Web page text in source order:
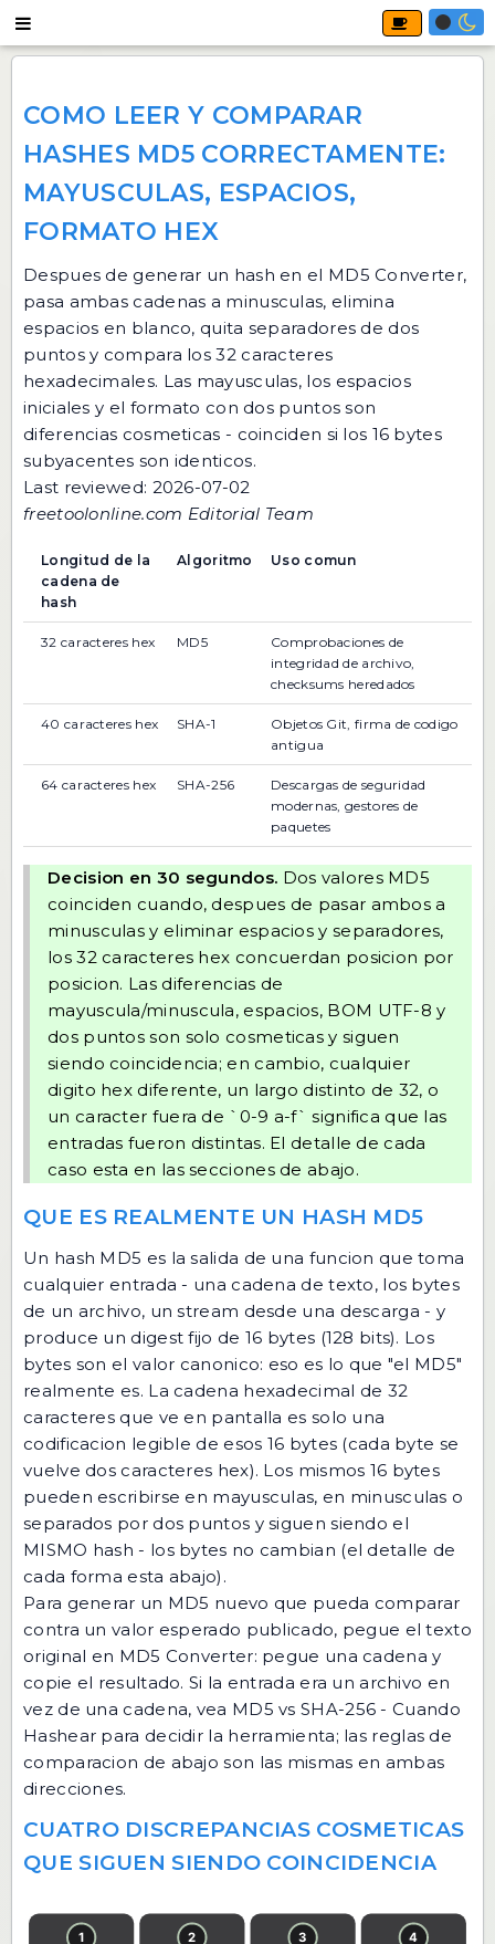
COMO LEER Y COMPARAR
HASHES MD5 CORRECTAMENTE:
MAYUSCULAS, ESPACIOS,
FORMATO HEX
Despues de generar un hash en el MD5 Converter,
pasa ambas cadenas a minusculas, elimina
espacios en blanco, quita separadores de dos
puntos y compara los 32 caracteres
hexadecimales. Las mayusculas, los espacios
iniciales y el formato con dos puntos son
diferencias cosmeticas - coinciden si los 16 bytes
subyacentes son identicos.
Last reviewed: 2026-07-02
freetoolonline.com Editorial Team
Longitud de la
cadena de
hash
Algoritmo Uso comun
32 caracteres hex MD5
Comprobaciones de
integridad de archivo,
checksums heredados
40 caracteres hex SHA-1
Objetos Git, firma de codigo
antigua
64 caracteres hex SHA-256
Descargas de seguridad
modernas, gestores de
paquetes
Decision en 30 segundos. Dos valores MD5
coinciden cuando, despues de pasar ambos a
minusculas y eliminar espacios y separadores,
los 32 caracteres hex concuerdan posicion por
posicion. Las diferencias de
mayuscula/minuscula, espacios, BOM UTF-8 y
dos puntos son solo cosmeticas y siguen
siendo coincidencia; en cambio, cualquier
digito hex diferente, un largo distinto de 32, o
un caracter fuera de `0-9 a-f` significa que las
entradas fueron distintas. El detalle de cada
caso esta en las secciones de abajo.
QUE ES REALMENTE UN HASH MD5
Un hash MD5 es la salida de una funcion que toma
cualquier entrada - una cadena de texto, los bytes
de un archivo, un stream desde una descarga - y
produce un digest fijo de 16 bytes (128 bits). Los
bytes son el valor canonico: eso es lo que "el MD5"
realmente es. La cadena hexadecimal de 32
caracteres que ve en pantalla es solo una
codificacion legible de esos 16 bytes (cada byte se
vuelve dos caracteres hex). Los mismos 16 bytes
pueden escribirse en mayusculas, en minusculas o
separados por dos puntos y siguen siendo el
MISMO hash - los bytes no cambian (el detalle de
cada forma esta abajo).
Para generar un MD5 nuevo que pueda comparar
contra un valor esperado publicado, pegue el texto
original en MD5 Converter: pegue una cadena y
copie el resultado. Si la entrada era un archivo en
vez de una cadena, vea MD5 vs SHA-256 - Cuando
Hashear para decidir la herramienta; las reglas de
comparacion de abajo son las mismas en ambas
direcciones.
CUATRO DISCREPANCIAS COSMETICAS
QUE SIGUEN SIENDO COINCIDENCIA